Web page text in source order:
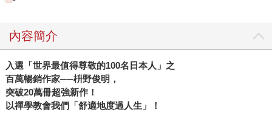
文字，甚至寫在紙上，不需要十秒鐘，卻能改變你的一生。
內容簡介
入選「世界最值得尊敬的100名日本人」之
百萬暢銷作家──枡野俊明，
突破20萬冊超強新作！
以禪學教會我們「舒適地度過人生」！